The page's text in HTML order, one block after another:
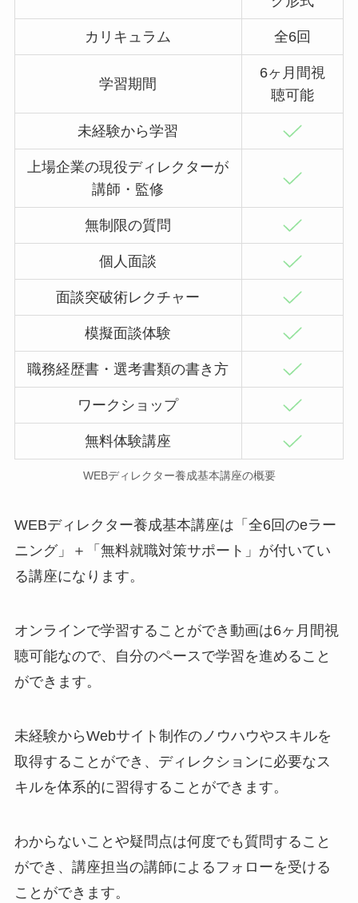
カリキュラム 全6回
学習期間
6ヶ月間視
聴可能
未経験から学習
上場企業の現役ディレクターが
講師・監修
無制限の質問
個人面談
面談突破術レクチャー
模擬面談体験
職務経歴書・選考書類の書き方
ワークショップ
無料体験講座
WEBディレクター養成基本講座の概要
WEBディレクター養成基本講座は「全6回のeラー
ニング」＋「無料就職対策サポート」が付いてい
る講座になります。
オンラインで学習することができ動画は6ヶ月間視
聴可能なので、自分のペースで学習を進めること
ができます。
未経験からWebサイト制作のノウハウやスキルを
取得することができ、ディレクションに必要なス
キルを体系的に習得することができます。
わからないことや疑問点は何度でも質問すること
ができ、講座担当の講師によるフォローを受ける
ことができます。